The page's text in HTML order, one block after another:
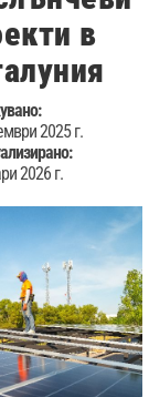
в
2025 г.
2026 г.